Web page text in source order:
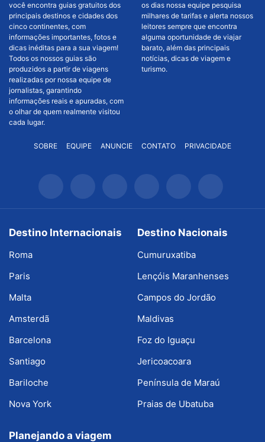
você encontra guias gratuitos dos
principais destinos e cidades dos
cinco continentes, com
informações importantes, fotos e
dicas inéditas para a sua viagem!
Todos os nossos guias são
produzidos a partir de viagens
realizadas por nossa equipe de
jornalistas, garantindo
informações reais e apuradas, com
o olhar de quem realmente visitou
cada lugar.
os dias nossa equipe pesquisa
milhares de tarifas e alerta nossos
leitores sempre que encontra
alguma oportunidade de viajar
barato, além das principais
notícias, dicas de viagem e
turismo.
SOBRE EQUIPE ANUNCIE CONTATO PRIVACIDADE
Destino Internacionais
Roma
Paris
Malta
Amsterdã
Barcelona
Santiago
Bariloche
Nova York
Destino Nacionais
Cumuruxatiba
Lençóis Maranhenses
Campos do Jordão
Maldivas
Foz do Iguaçu
Jericoacoara
Península de Maraú
Praias de Ubatuba
Planejando a viagem